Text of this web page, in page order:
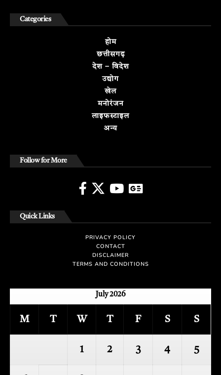
Categories
होम
छत्तीसगढ़
देश – विदेश
उद्योग
खेल
मनोरंजन
लाइफस्टाइल
अन्य
Follow for More
Quick Links
PRIVACY POLICY
CONTACT
DISCLAIMER
TERMS AND CONDITIONS
July 2026
M T W T F S S
1 2 3 4 5